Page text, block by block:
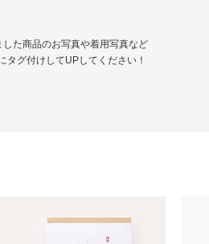
した商品のお写真や着用写真など
タグ付けしてUPしてください！